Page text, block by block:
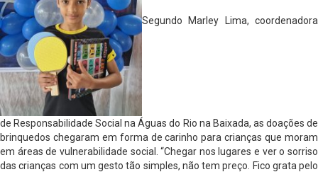
Segundo Marley Lima, coordenadora
de Responsabilidade Social na Águas do Rio na Baixada, as doações de
brinquedos chegaram em forma de carinho para crianças que moram
em áreas de vulnerabilidade social. “Chegar nos lugares e ver o sorriso
das crianças com um gesto tão simples, não tem preço. Fico grata pelo